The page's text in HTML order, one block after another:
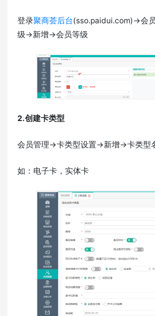
登录聚商荟后台(sso.paidui.com)->会
级->新增->会员等级
2.创建卡类型
会员管理->卡类型设置->新增->卡类型
如：电子卡，实体卡